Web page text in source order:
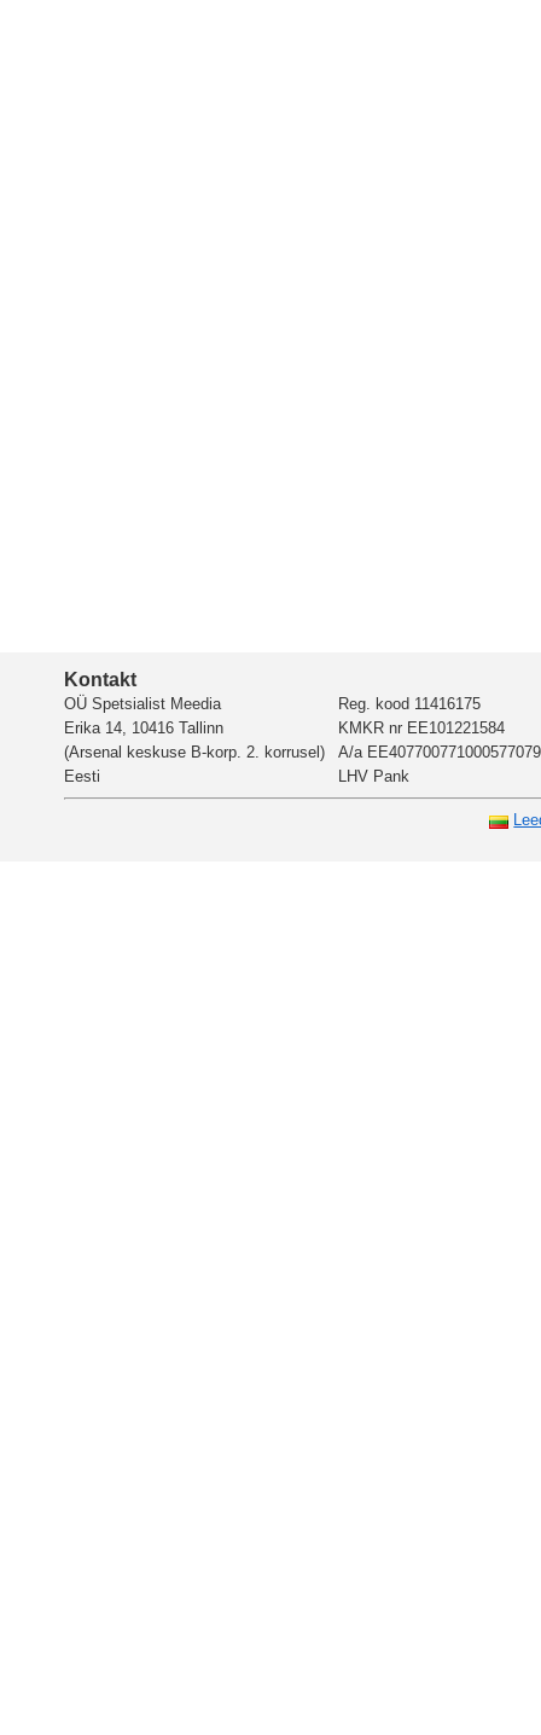
Kontakt
OÜ Spetsialist Meedia
Erika 14, 10416 Tallinn
(Arsenal keskuse B-korp. 2. korrusel)
Eesti
Reg. kood 11416175
KMKR nr EE101221584
A/a EE407700771000577079
LHV Pank